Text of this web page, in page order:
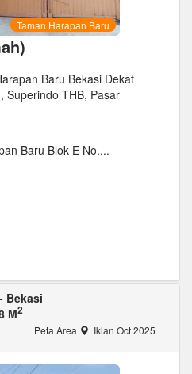
Taman Harapan Baru
Baru Bekasi Dekat
Superindo THB, Pasar
Baru Blok E No....
Bekasi
M2
Peta Area Iklan Oct 2025